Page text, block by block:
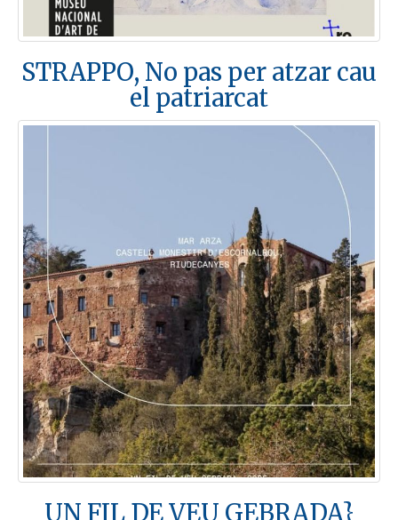
STRAPPO, No pas per atzar cau
el patriarcat
UN FIL DE VEU GEBRADA}